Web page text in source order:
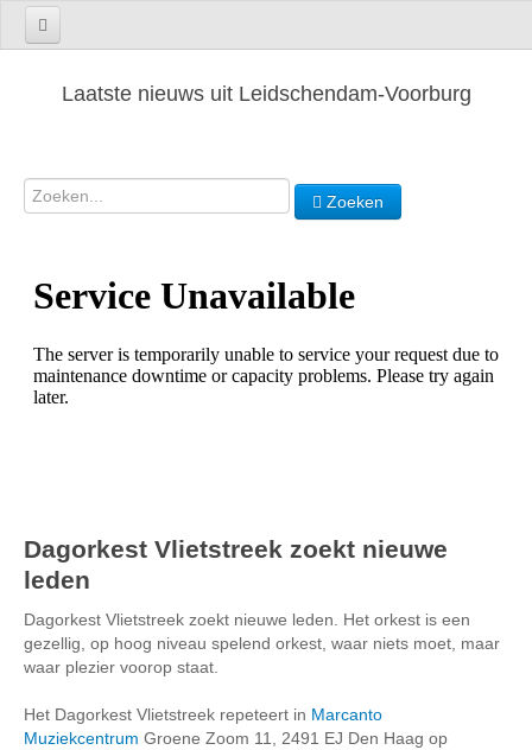
Laatste nieuws uit Leidschendam-Voorburg
Zoeken
Dagorkest Vlietstreek zoekt nieuwe
leden
Dagorkest Vlietstreek zoekt nieuwe leden. Het orkest is een
gezellig, op hoog niveau spelend orkest, waar niets moet, maar
waar plezier voorop staat.
Het Dagorkest Vlietstreek repeteert in Marcanto
Muziekcentrum Groene Zoom 11, 2491 EJ Den Haag op